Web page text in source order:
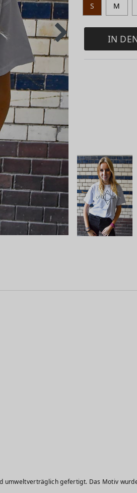
S M
IN
.
umweltverträglich gefertigt. Das Motiv